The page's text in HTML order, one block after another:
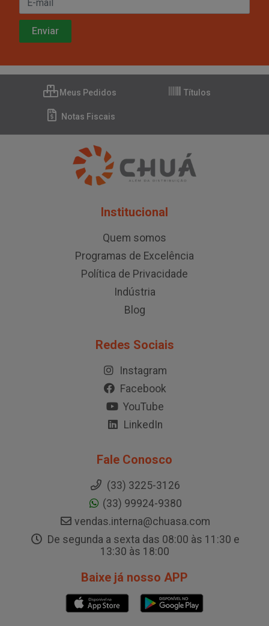
Meus Pedidos Títulos
Notas Fiscais
Institucional
Quem somos
Programas de Excelência
Política de Privacidade
Indústria
Blog
Redes Sociais
Instagram
Facebook
YouTube
LinkedIn
Fale Conosco
(33) 3225-3126
(33) 99924-9380
vendas.interna@chuasa.com
De segunda a sexta das 08:00 às 11:30 e
13:30 às 18:00
Baixe já nosso APP